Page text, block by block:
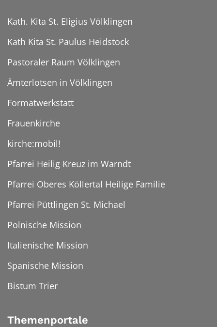
Kath. Kita St. Eligius Völklingen
Kath Kita St. Paulus Heidstock
Pastoraler Raum Völklingen
Ämterlotsen in Völklingen
Formatwerkstatt
Frauenkirche
kirche:mobil!
Pfarrei Heilig Kreuz im Warndt
Pfarrei Oberes Köllertal Heilige Familie
Pfarrei Püttlingen St. Michael
Polnische Mission
Italienische Mission
Spanische Mission
Bistum Trier
Themenportale